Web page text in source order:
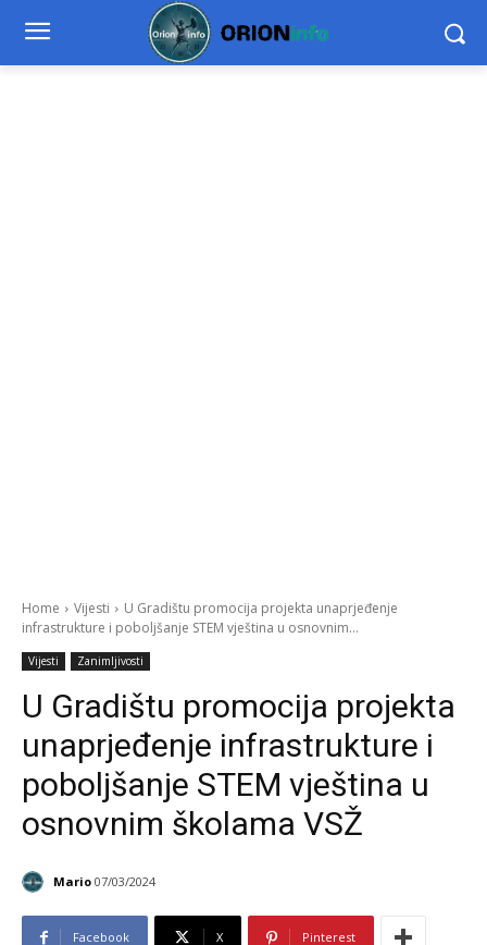
Home Vijesti
U Gradištu promocija projekta unaprjeđenje
infrastrukture i poboljšanje STEM vještina u osnovnim...
Vijesti Zanimljivosti
U Gradištu promocija projekta
unaprjeđenje infrastrukture i
poboljšanje STEM vještina u
osnovnim školama VSŽ
Mario 07/03/2024
Facebook X Pinterest